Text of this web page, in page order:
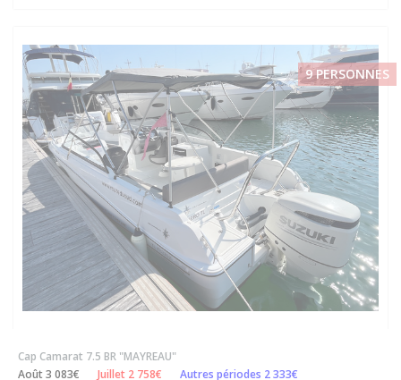
9 PERSONNES
Cap Camarat 7.5 BR "MAYREAU"
Août 3 083€
Juillet 2 758€ Autres périodes 2 333€